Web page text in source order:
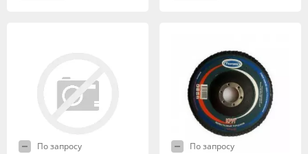
По запросу
По запросу